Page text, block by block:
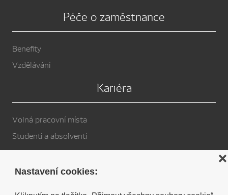
Nastavení cookies:
❌
Péče o zaměstnance
Benefity
Vzdělávání
Kariéra
Volná pracovní místa
Studenti a absolventi
Cookies